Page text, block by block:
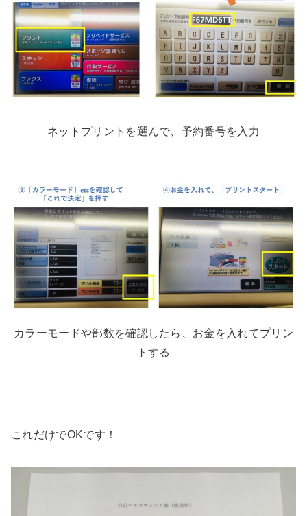
ネットプリントを選んで、予約番号を入力
カラーモードや部数を確認したら、お金を入れてプリン
トする
これだけでOKです！